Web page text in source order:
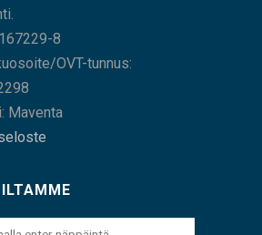
8
OVT-tunnus:
Maventa